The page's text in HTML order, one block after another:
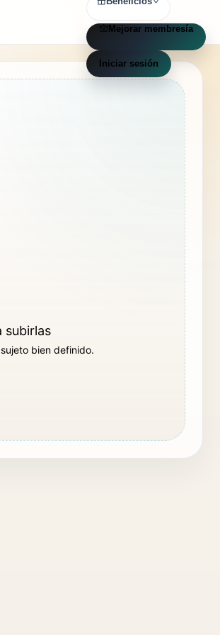
Mejorar membresía
Iniciar sesión
subirlas
bien definido.